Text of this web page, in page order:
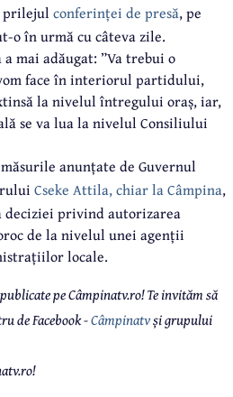
prilejul conferinței de presă, pe
o în urmă cu câteva zile.
a mai adăugat: ”Va trebui o
face în interiorul partidului,
la nivelul întregului oraș, iar,
se va lua la nivelul Consiliului
anunțate de Guvernul
Cseke Attila, chiar la Câmpina,
deciziei privind autorizarea
de la nivelul unei agenții
locale.
pe Câmpinatv.ro! Te invităm să
de Facebook -Câmpinatvși grupului